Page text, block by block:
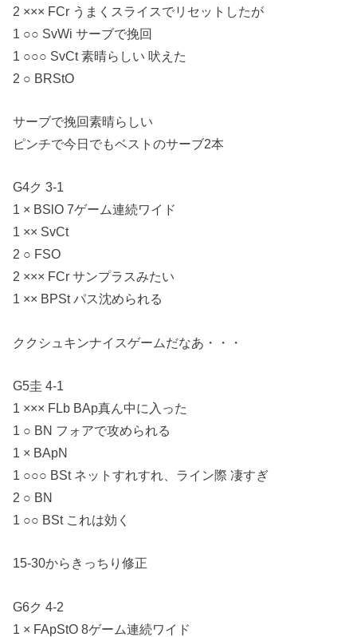
2 ××× FCr うまくスライスでリセットしたが
1 ○○ SvWi サーブで挽回
1 ○○○ SvCt 素晴らしい 吠えた
2 ○ BRStO
サーブで挽回素晴らしい
ピンチで今日でもベストのサーブ2本
G4ク 3-1
1 × BSlO 7ゲーム連続ワイド
1 ×× SvCt
2 ○ FSO
2 ××× FCr サンプラスみたい
1 ×× BPSt パス沈められる
ククシュキンナイスゲームだなあ・・・
G5圭 4-1
1 ××× FLb BAp真ん中に入った
1 ○ BN フォアで攻められる
1 × BApN
1 ○○○ BSt ネットすれすれ、ライン際 凄すぎ
2 ○ BN
1 ○○ BSt これは効く
15-30からきっちり修正
G6ク 4-2
1 × FApStO 8ゲーム連続ワイド